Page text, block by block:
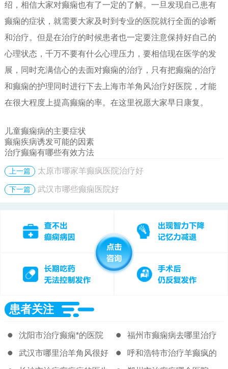
绍，相信大家对癫痫也有了一定的了解。一旦发现自己患有
癫痫的症状，就需要大家及时到专业的医院就行全面的诊断
和治疗。但是在治疗的时候患者也一定要注意保持好自己的
心理状态，千万不要有什么心理压力，要相信现在医学的发
展，同时充满信心的去面对癫痫的治疗，只有把癫痫的治疗
和癫痫的护理同时进行下去上海市羊角风治疗好医院，才能
在很大程度上提高癫痫的率。在这里祝愿大家早日康复。
儿童癫痫病的主要症状
癫痫疾病诱发可能的因素
治疗癫痫有哪些有效方法
上一篇 太原市哪家羊癫疯医院治疗好
下一篇 武汉市哪些癫痫医院好
患者关注
沈阳市治疗癫痫*的医院 福州市癫痫病去哪里治疗
好
武汉市哪里治羊角风很好 呼和浩特市治疗羊癫疯的